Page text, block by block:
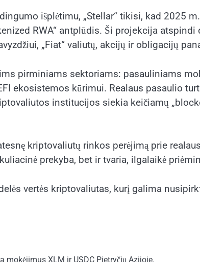
išplėtimu, „Stellar“ tikisi, kad 2025
RWA“ antplūdis. Ši projekcija
„Fiat“ valiutų, akcijų ir obligacijų
pirminiams sektoriams: pasauliniams
ekosistemos kūrimui. Realaus pasaulio
institucijos siekia keičiamų
kriptovaliutų rinkos perėjimą prie
prekyba, bet ir tvaria, ilgalaikė
vertės kriptovaliutas, kurį galima
mokėjimus XLM ir USDC Pietryčių Azijoje.